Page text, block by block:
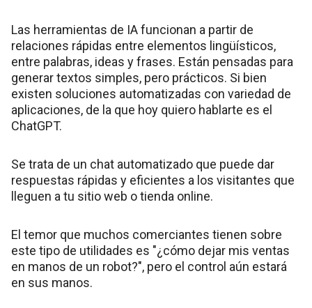
Las herramientas de IA funcionan a partir de
relaciones rápidas entre elementos lingüísticos,
entre palabras, ideas y frases. Están pensadas para
generar textos simples, pero prácticos. Si bien
existen soluciones automatizadas con variedad de
aplicaciones, de la que hoy quiero hablarte es el
ChatGPT.
Se trata de un chat automatizado que puede dar
respuestas rápidas y eficientes a los visitantes que
lleguen a tu sitio web o tienda online.
El temor que muchos comerciantes tienen sobre
este tipo de utilidades es "¿cómo dejar mis ventas
en manos de un robot?", pero el control aún estará
en sus manos.